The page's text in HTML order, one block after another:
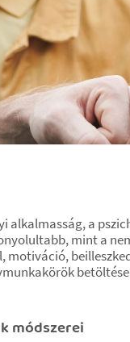
a
mint a
módszerei